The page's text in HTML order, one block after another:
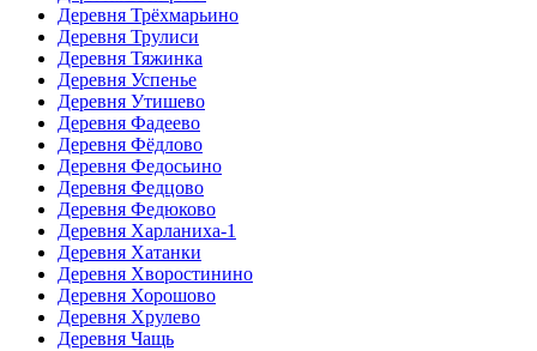
Деревня Трёхмарьино
Деревня Трулиси
Деревня Тяжинка
Деревня Успенье
Деревня Утишево
Деревня Фадеево
Деревня Фёдлово
Деревня Федосьино
Деревня Федцово
Деревня Федюково
Деревня Харланиха-1
Деревня Хатанки
Деревня Хворостинино
Деревня Хорошово
Деревня Хрулево
Деревня Чащь